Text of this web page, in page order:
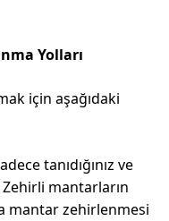
Yolları
için aşağıdaki
tanıdığınız ve
mantarların
mantar zehirlenmesi